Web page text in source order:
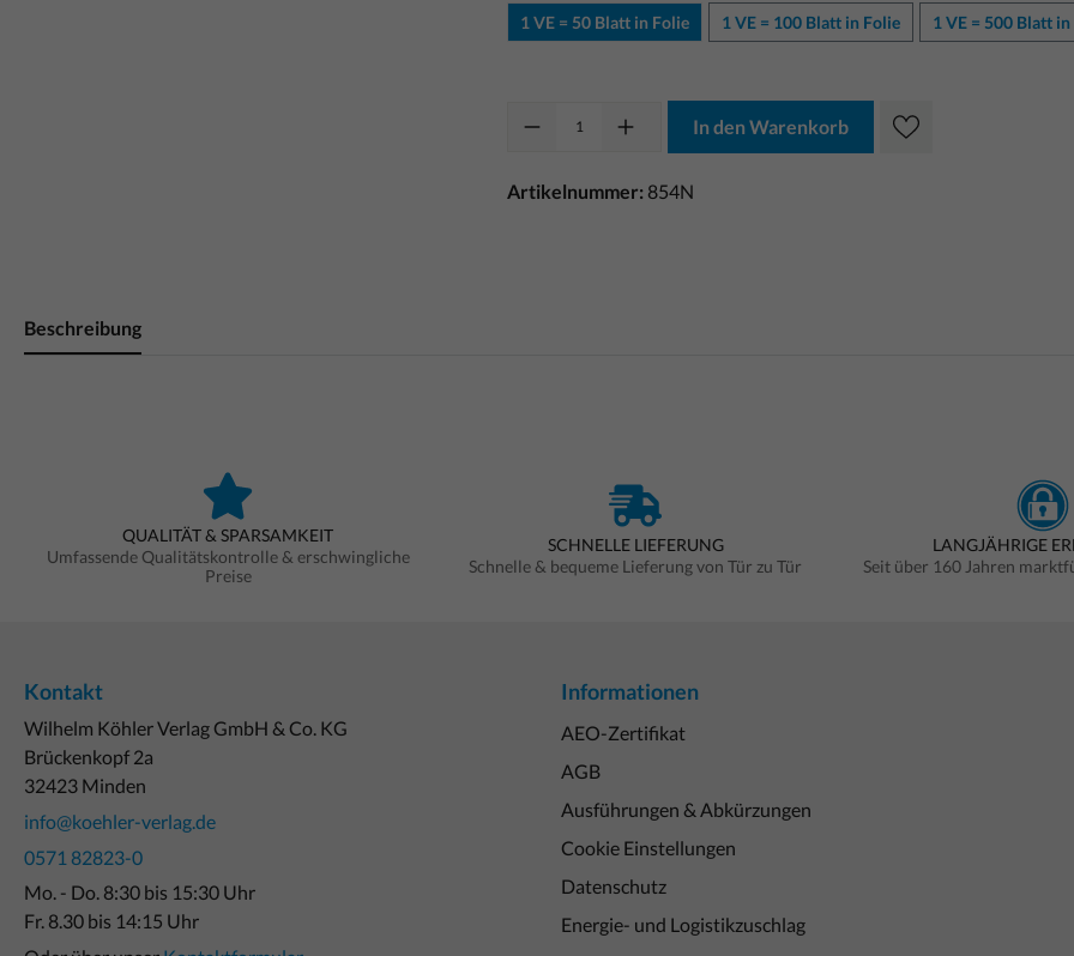
1 VE = 50 Blatt in Folie 1 VE = 100 Blatt in Folie 1 VE = 500 Blatt
In den Warenkorb
Artikelnummer: 854N
Beschreibung
QUALITÄT & SPARSAMKEIT
Umfassende Qualitätskontrolle & erschwingliche
Preise
SCHNELLE LIEFERUNG
Schnelle & bequeme Lieferung von Tür zu Tür
LANGJÄHRIGE
Seit über 160 Jahren
Kontakt
Wilhelm Köhler Verlag GmbH & Co. KG
Brückenkopf 2a
32423 Minden
info@koehler-verlag.de
0571 82823-0
Mo. - Do. 8:30 bis 15:30 Uhr
Fr. 8.30 bis 14:15 Uhr
Informationen
AEO-Zertifikat
AGB
Ausführungen & Abkürzungen
Cookie Einstellungen
Datenschutz
Energie- und Logistikzuschlag